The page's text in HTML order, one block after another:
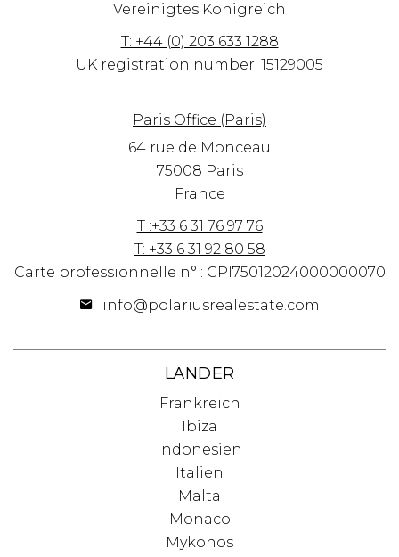
Vereinigtes Königreich
T: +44 (0) 203 633 1288
UK registration number: 15129005
Paris Office (Paris)
64 rue de Monceau
75008 Paris
France
T :+33 6 31 76 97 76
T: +33 6 31 92 80 58
Carte professionnelle n° : CPI75012024000000070
info@polariusrealestate.com
LÄNDER
Frankreich
Ibiza
Indonesien
Italien
Malta
Monaco
Mykonos